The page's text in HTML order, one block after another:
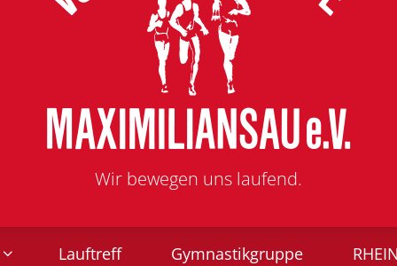
Wir bewegen uns laufend.
Lauftreff Gymnastikgruppe